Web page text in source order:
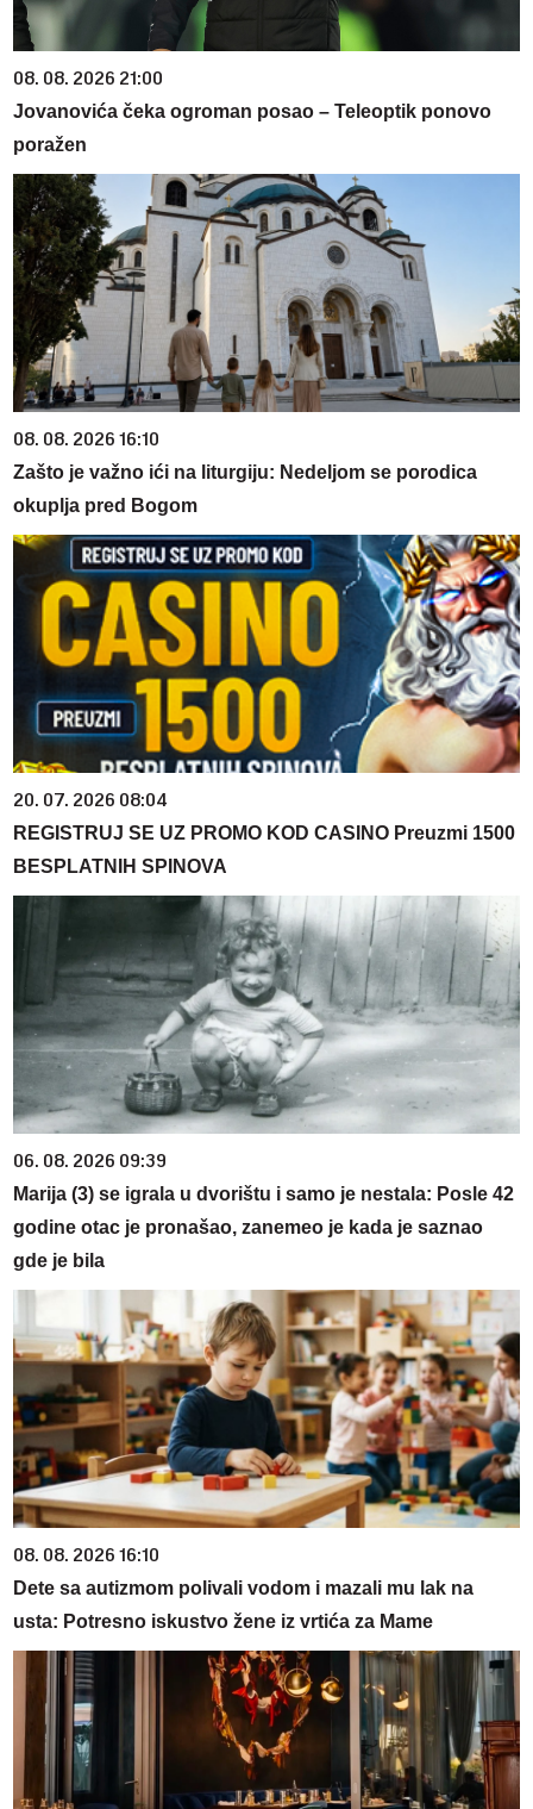
08. 08. 2026 21:00
Jovanovića čeka ogroman posao – Teleoptik ponovo
poražen
08. 08. 2026 16:10
Zašto je važno ići na liturgiju: Nedeljom se porodica
okuplja pred Bogom
20. 07. 2026 08:04
REGISTRUJ SE UZ PROMO KOD CASINO Preuzmi 1500
BESPLATNIH SPINOVA
06. 08. 2026 09:39
Marija (3) se igrala u dvorištu i samo je nestala: Posle 42
godine otac je pronašao, zanemeo je kada je saznao
gde je bila
08. 08. 2026 16:10
Dete sa autizmom polivali vodom i mazali mu lak na
usta: Potresno iskustvo žene iz vrtića za Mame